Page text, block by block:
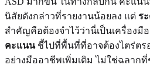
นิสัยดังกล่าวที่รายงานน้อยลง แต่ ร
สำคัญคือต้องจำไว้ว่านี่เป็นเครื่องมือ
คะแนนชี้ไปที่พื้นที่ที่อาจต้องไตร่ตร
อย่างมืออาชีพเพิ่มเติม ไม่ใช่ฉลากที่